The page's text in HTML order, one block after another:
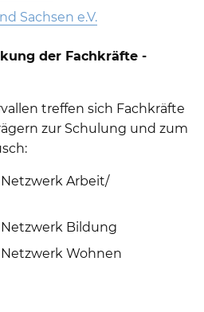
Sachsen e.V.
der Fachkräfte -
treffen sich Fachkräfte
zur Schulung und zum
Arbeit/
Bildung
Wohnen